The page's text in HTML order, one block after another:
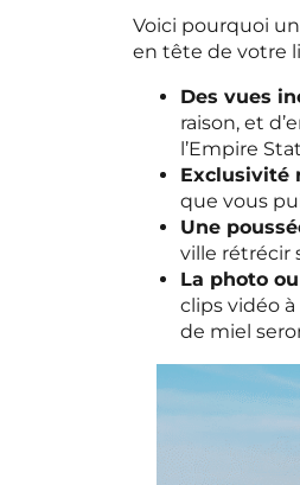
Voici pourquoi
en tête de votre
Des vues
raison, et
l’Empire
Exclusivité
que vous
Une
ville rétrécir
La photo
clips vidéo
de miel